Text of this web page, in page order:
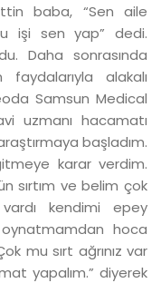
baba, “Sen aile
işi sen yap” dedi.
Daha sonrasında
alakalı
Samsun Medical
uzmanı hacamatı
başladım.
karar verdim.
sırtım ve belim çok
kendimi epey
oynatmamdan hoca
mu sırt ağrınız var
yapalım.” diyerek